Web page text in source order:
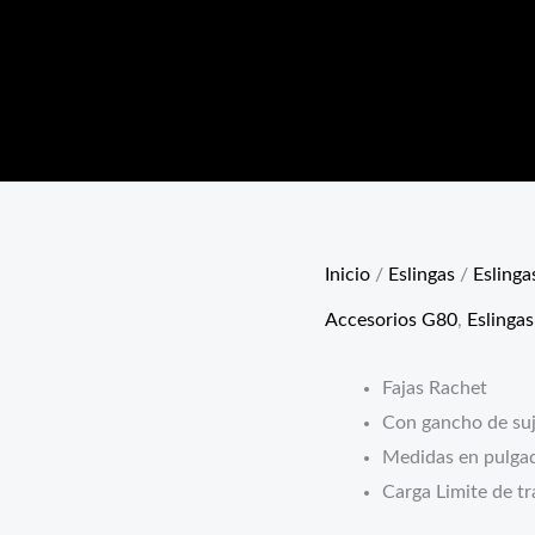
Inicio / Eslingas /
Accesorios G80, Eslingas
Fajas Rachet
Con gancho de
Medidas en
Carga Limite de